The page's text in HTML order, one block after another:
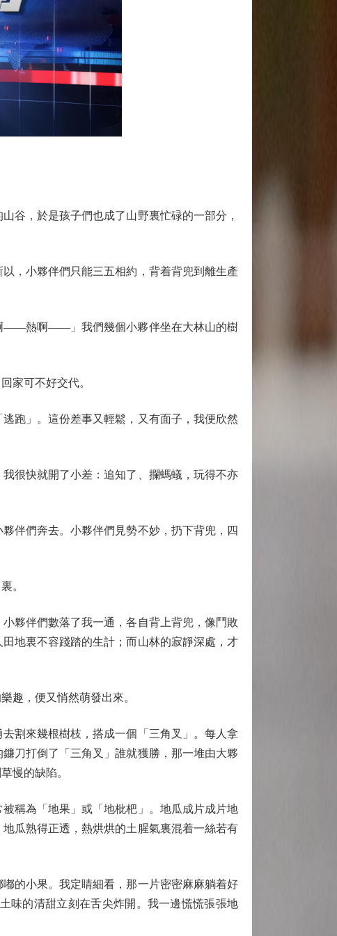
，於是孩子們也成了山野裏忙碌的一部分，
，小夥伴們只能三五相約，背着背兜到離生產
——熱啊——」我們幾個小夥伴坐在大林山的樹
家可不好交代。
跑」。這份差事又輕鬆，又有面子，我便欣然
很快就開了小差：追知了、攔螞蟻，玩得不亦
們奔去。小夥伴們見勢不妙，扔下背兜，四
。
夥伴們數落了我一通，各自背上背兜，像鬥敗
地裏不容踐踏的生計；而山林的寂靜深處，才
，便又悄然萌發出來。
割來幾根樹枝，搭成一個「三角叉」。每人拿
刀打倒了「三角叉」誰就獲勝，那一堆由大夥
慢的缺陷。
稱為「地果」或「地枇杷」。地瓜成片成片地
瓜熟得正透，熱烘烘的土腥氣裏混着一絲若有
的小果。我定睛細看，那一片密密麻麻躺着好
味的清甜立刻在舌尖炸開。我一邊慌慌張張地